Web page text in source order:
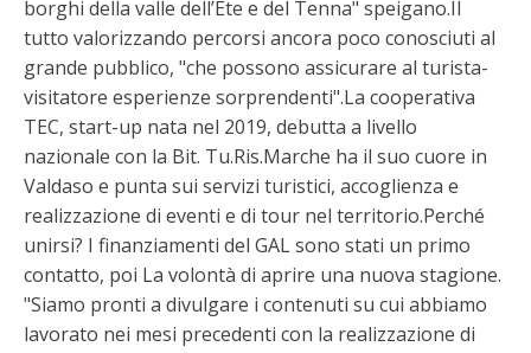
borghi della valle dell’Ete e del Tenna" speigano.Il
tutto valorizzando percorsi ancora poco conosciuti al
grande pubblico, "che possono assicurare al turista-
visitatore esperienze sorprendenti".La cooperativa
TEC, start-up nata nel 2019, debutta a livello
nazionale con la Bit. Tu.Ris.Marche ha il suo cuore in
Valdaso e punta sui servizi turistici, accoglienza e
realizzazione di eventi e di tour nel territorio.Perché
unirsi? I finanziamenti del GAL sono stati un primo
contatto, poi La volontà di aprire una nuova stagione.
"Siamo pronti a divulgare i contenuti su cui abbiamo
lavorato nei mesi precedenti con la realizzazione di